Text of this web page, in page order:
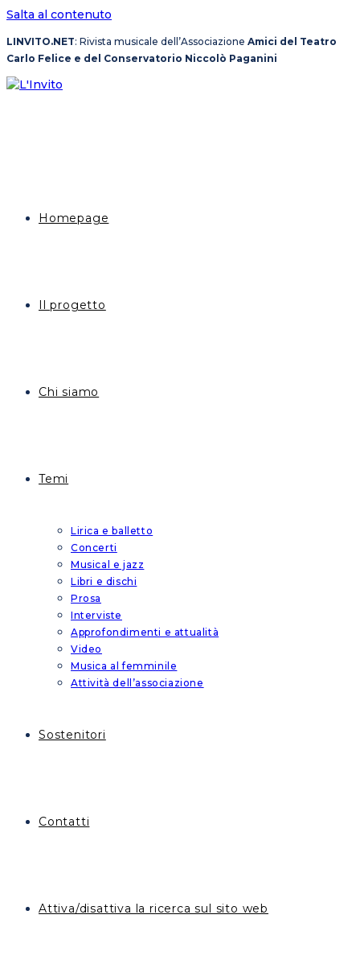
Salta al contenuto
LINVITO.NET: Rivista musicale dell’Associazione Amici del Teatro
Carlo Felice e del Conservatorio Niccolò Paganini
Homepage
Il progetto
Chi siamo
Temi
Lirica e balletto
Concerti
Musical e jazz
Libri e dischi
Prosa
Interviste
Approfondimenti e attualità
Video
Musica al femminile
Attività dell’associazione
Sostenitori
Contatti
Attiva/disattiva la ricerca sul sito web